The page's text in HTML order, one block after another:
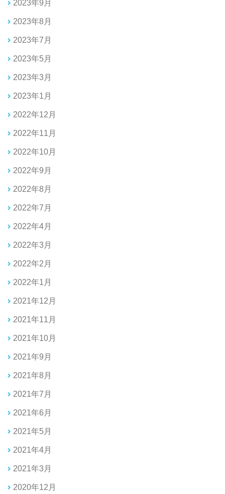
2023年9月
2023年8月
2023年7月
2023年5月
2023年3月
2023年1月
2022年12月
2022年11月
2022年10月
2022年9月
2022年8月
2022年7月
2022年4月
2022年3月
2022年2月
2022年1月
2021年12月
2021年11月
2021年10月
2021年9月
2021年8月
2021年7月
2021年6月
2021年5月
2021年4月
2021年3月
2020年12月